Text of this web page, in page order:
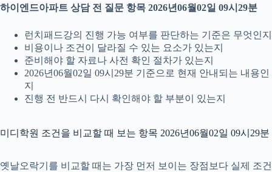
하이엔드아파트 상담 전 질문 항목 2026년06월02일 09시29분
런치패드강의 진행 가능 여부를 판단하는 기준은 무엇인지
비용이나 조건이 달라질 수 있는 요소가 있는지
준비해야 할 자료나 사전 확인 절차가 있는지
2026년06월02일 09시29분 기준으로 현재 안내되는 내용인
지
진행 전 반드시 다시 확인해야 할 부분이 있는지
미디학원 조건을 비교할 때 보는 항목 2026년06월02일 09시29분
옛날오락기를 비교할 때는 가장 먼저 보이는 장점보다 실제 조건